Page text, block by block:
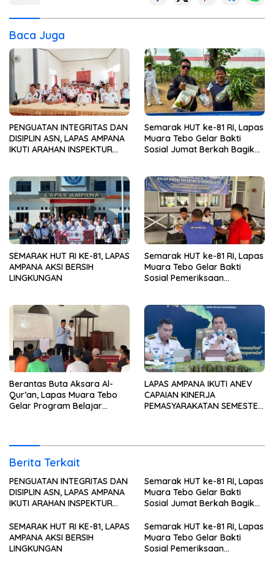
Baca Juga
PENGUATAN INTEGRITAS DAN
DISIPLIN ASN, LAPAS AMPANA
IKUTI ARAHAN INSPEKTUR
Semarak HUT ke-81 RI, Lapas
Muara Tebo Gelar Bakti
Sosial Jumat Berkah Bagikan
SEMARAK HUT RI KE-81, LAPAS
AMPANA AKSI BERSIH
LINGKUNGAN
Semarak HUT ke-81 RI, Lapas
Muara Tebo Gelar Bakti
Sosial Pemeriksaan
Berantas Buta Aksara Al-
Qur’an, Lapas Muara Tebo
Gelar Program Belajar
LAPAS AMPANA IKUTI ANEV
CAPAIAN KINERJA
PEMASYARAKATAN SEMESTER
Berita Terkait
PENGUATAN INTEGRITAS DAN
DISIPLIN ASN, LAPAS AMPANA
IKUTI ARAHAN INSPEKTUR
KEMENIMIPAS
Semarak HUT ke-81 RI, Lapas
Muara Tebo Gelar Bakti
Sosial Jumat Berkah Bagikan
Masyarakat
SEMARAK HUT RI KE-81, LAPAS
AMPANA AKSI BERSIH
LINGKUNGAN
Semarak HUT ke-81 RI, Lapas
Muara Tebo Gelar Bakti
Sosial Pemeriksaan